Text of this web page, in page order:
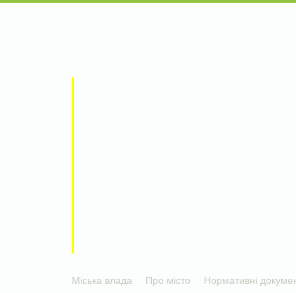
Міська влада Про місто Нормативні